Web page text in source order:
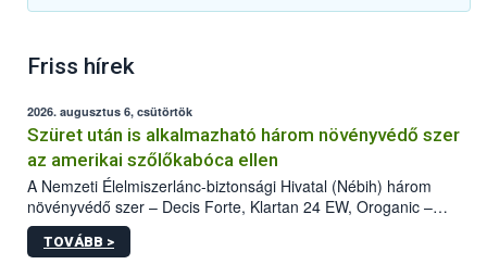
Friss hírek
2026. augusztus 6, csütörtök
Szüret után is alkalmazható három növényvédő szer
az amerikai szőlőkabóca ellen
A Nemzeti Élelmiszerlánc-biztonsági Hivatal (Nébih) három
növényvédő szer – Decis Forte, Klartan 24 EW, Oroganic –
engedélyokiratát módosította, így azok a szüretet követően,
egészen a vesszőérettség (BBCH 91) stádiumáig
TOVÁBB >